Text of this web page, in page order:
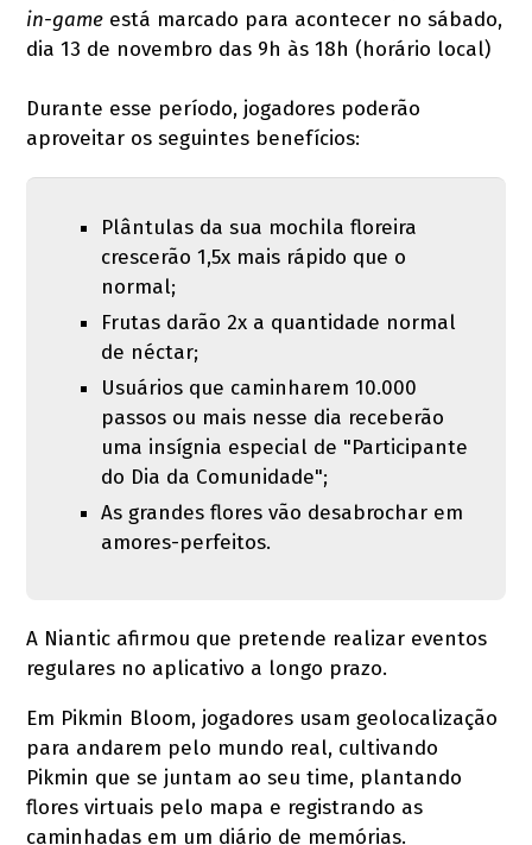
in-game está marcado para acontecer no sábado,
dia 13 de novembro das 9h às 18h (horário local)
Durante esse período, jogadores poderão
aproveitar os seguintes benefícios:
Plântulas da sua mochila floreira
crescerão 1,5x mais rápido que o
normal;
Frutas darão 2x a quantidade normal
de néctar;
Usuários que caminharem 10.000
passos ou mais nesse dia receberão
uma insígnia especial de "Participante
do Dia da Comunidade";
As grandes flores vão desabrochar em
amores-perfeitos.
A Niantic afirmou que pretende realizar eventos
regulares no aplicativo a longo prazo.
Em Pikmin Bloom, jogadores usam geolocalização
para andarem pelo mundo real, cultivando
Pikmin que se juntam ao seu time, plantando
flores virtuais pelo mapa e registrando as
caminhadas em um diário de memórias.